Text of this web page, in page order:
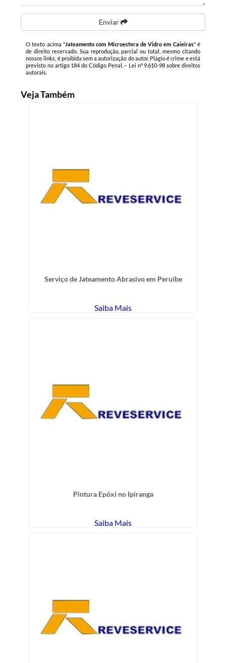
Enviar
O texto acima "Jateamento com Microesfera de Vidro em Caieiras" é
de direito reservado. Sua reprodução, parcial ou total, mesmo citando
nossos links, é proibida sem a autorização do autor. Plágio é crime e está
previsto no artigo 184 do Código Penal. – Lei n° 9.610-98 sobre direitos
autorais
Veja Também
Serviço de Jateamento Abrasivo em Peruíbe
Saiba Mais
Pintura Epóxi no Ipiranga
Saiba Mais